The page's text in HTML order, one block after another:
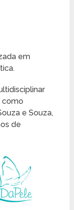
em
como
e Souza,
de